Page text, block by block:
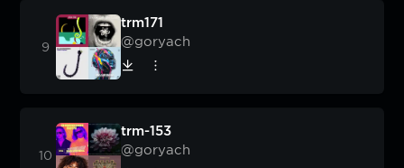
trm171
@goryach
trm-153
@goryach